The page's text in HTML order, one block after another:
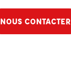
NOUS CONTACTER